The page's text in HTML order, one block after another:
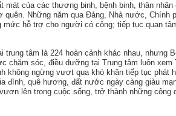
của các thương binh, bệnh binh, thân
Những năm qua Đảng, Nhà nước, Chính
mức hỗ trợ cho người có công; tiếp tục quan
tâm là 224 hoàn cảnh khác nhau, nhưng
chăm sóc, điều dưỡng tại Trung tâm luôn xem
không ngừng vượt qua khó khăn tiếp tục phát
đình, quê hương, đất nước ngày càng giàu
lên trong cuộc sống, trở thành những công